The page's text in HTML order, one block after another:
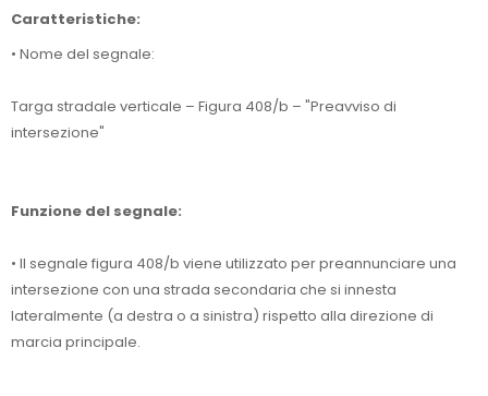
Caratteristiche:
• Nome del segnale:
Targa stradale verticale – Figura 408/b – "Preavviso di
intersezione"
Funzione del segnale:
• Il segnale figura 408/b viene utilizzato per preannunciare una
intersezione con una strada secondaria che si innesta
lateralmente (a destra o a sinistra) rispetto alla direzione di
marcia principale.